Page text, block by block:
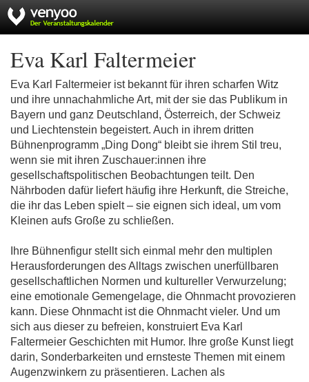
Eva Karl Faltermeier
Eva Karl Faltermeier ist bekannt für ihren scharfen Witz
und ihre unnachahmliche Art, mit der sie das Publikum in
Bayern und ganz Deutschland, Österreich, der Schweiz
und Liechtenstein begeistert. Auch in ihrem dritten
Bühnenprogramm „Ding Dong“ bleibt sie ihrem Stil treu,
wenn sie mit ihren Zuschauer:innen ihre
gesellschaftspolitischen Beobachtungen teilt. Den
Nährboden dafür liefert häufig ihre Herkunft, die Streiche,
die ihr das Leben spielt – sie eignen sich ideal, um vom
Kleinen aufs Große zu schließen.
Ihre Bühnenfigur stellt sich einmal mehr den multiplen
Herausforderungen des Alltags zwischen unerfüllbaren
gesellschaftlichen Normen und kultureller Verwurzelung;
eine emotionale Gemengelage, die Ohnmacht provozieren
kann. Diese Ohnmacht ist die Ohnmacht vieler. Und um
sich aus dieser zu befreien, konstruiert Eva Karl
Faltermeier Geschichten mit Humor. Ihre große Kunst liegt
darin, Sonderbarkeiten und ernsteste Themen mit einem
Augenzwinkern zu präsentieren. Lachen als